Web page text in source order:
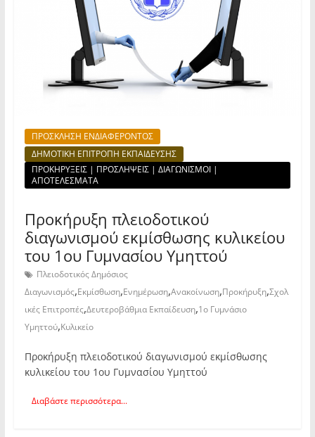
ΠΡΟΣΚΛΗΣΗ ΕΝΔΙΑΦΕΡΟΝΤΟΣ
ΔΗΜΟΤΙΚΗ ΕΠΙΤΡΟΠΗ ΕΚΠΑΙΔΕΥΣΗΣ
ΠΡΟΚΗΡΥΞΕΙΣ | ΠΡΟΣΛΗΨΕΙΣ | ΔΙΑΓΩΝΙΣΜΟΙ |
ΑΠΟΤΕΛΕΣΜΑΤΑ
Προκήρυξη πλειοδοτικού
διαγωνισμού εκμίσθωσης κυλικείου
του 1ου Γυμνασίου Υμηττού
Πλειοδοτικός Δημόσιος
Διαγωνισμός,Εκμίσθωση,Ενημέρωση,Ανακοίνωση,Προκήρυξη,Σχολ
ικές Επιτροπές,Δευτεροβάθμια Εκπαίδευση,1ο Γυμνάσιο
Υμηττού,Κυλικείο
Προκήρυξη πλειοδοτικού διαγωνισμού εκμίσθωσης
κυλικείου του 1ου Γυμνασίου Υμηττού
Διαβάστε περισσότερα...